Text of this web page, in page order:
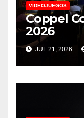
VIDEOJUEGOS
Coppel
2026
JUL 21, 2026